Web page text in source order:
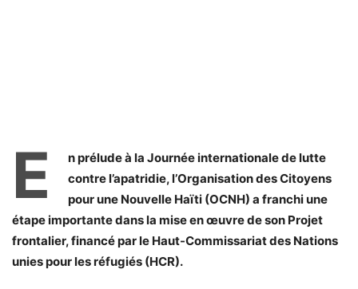
E
n prélude à la Journée internationale de lutte
contre l’apatridie, l’Organisation des Citoyens
pour une Nouvelle Haïti (OCNH) a franchi une
étape importante dans la mise en œuvre de son Projet
frontalier, financé par le Haut-Commissariat des Nations
unies pour les réfugiés (HCR).